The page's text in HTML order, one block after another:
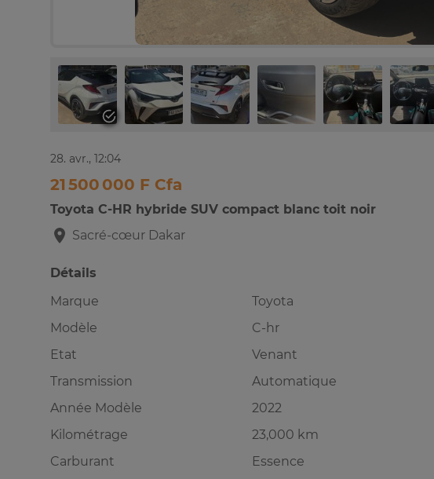
28. avr., 12:04
21 500 000 F Cfa
Toyota C-HR hybride SUV compact blanc toit noir
Sacré-cœur Dakar
Détails
Marque
Toyota
Modèle
C-hr
Etat
Venant
Transmission
Automatique
Année Modèle
2022
Kilométrage
23,000 km
Carburant
Essence